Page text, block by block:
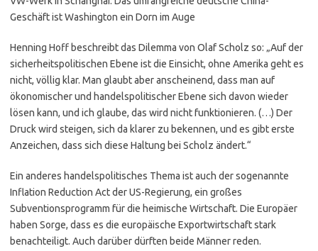
Geschäft ist Washington ein Dorn im Auge
Henning Hoff beschreibt das Dilemma von Olaf Scholz so: „Auf der
sicherheitspolitischen Ebene ist die Einsicht, ohne Amerika geht es
nicht, völlig klar. Man glaubt aber anscheinend, dass man auf
ökonomischer und handelspolitischer Ebene sich davon wieder
lösen kann, und ich glaube, das wird nicht funktionieren. (…) Der
Druck wird steigen, sich da klarer zu bekennen, und es gibt erste
Anzeichen, dass sich diese Haltung bei Scholz ändert.“
Ein anderes handelspolitisches Thema ist auch der sogenannte
Inflation Reduction Act der US-Regierung, ein großes
Subventionsprogramm für die heimische Wirtschaft. Die Europäer
haben Sorge, dass es die europäische Exportwirtschaft stark
benachteiligt. Auch darüber dürften beide Männer reden.